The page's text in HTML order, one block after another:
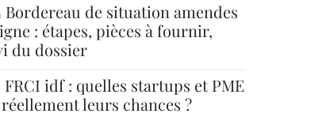
Bordereau de situation amendes
: étapes, pièces à fournir,
du dossier
FRCI idf : quelles startups et PME
leurs chances ?